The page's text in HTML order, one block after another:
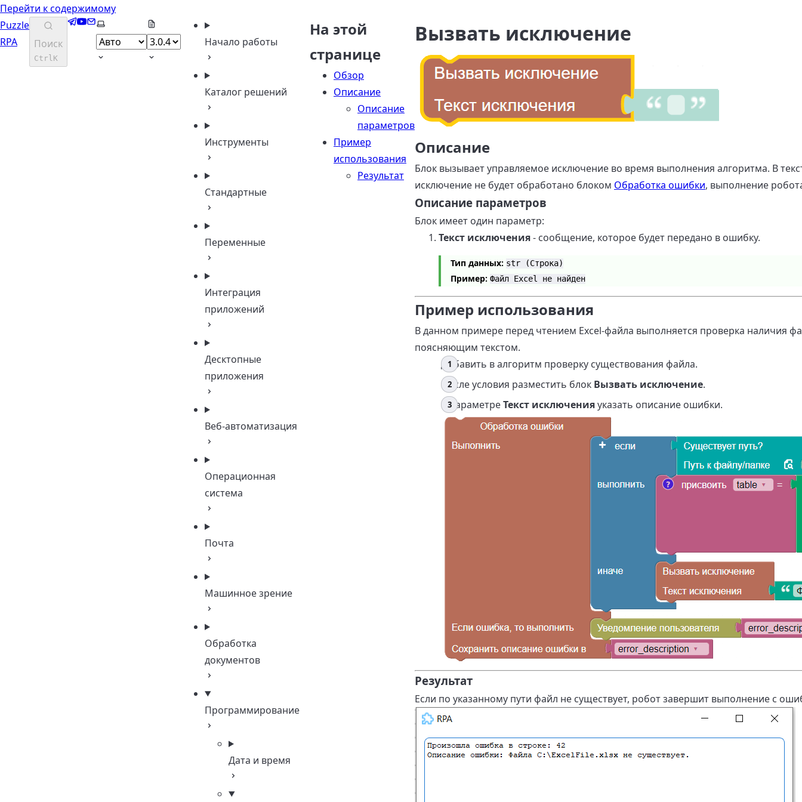
Перейти к содержимому
Puzzle
RPA
Поиск
CtrlK
Telegram
YouTube
EmailВыберите тему
Начало работы
Каталог решений
Инструменты
Стандартные
Переменные
Интеграция
приложений
Десктопные
приложения
Веб-автоматизация
Операционная
система
Почта
Машинное зрение
Обработка
документов
Программирование
Дата и время
На этой
странице
Обзор
Описание
Описание
параметров
Пример
использования
Результат
Вызвать исключение
Описание
Блок вызывает управляемое исключение во время выполнения алгоритма. В
исключение не будет обработано блоком Обработка ошибки, выполнение
Описание параметров
Блок имеет один параметр:
Текст исключения- сообщение, которое будет передано в ошибку.
Тип данных: str (Строка)
Пример: Файл Excel не найден
Пример использования
В данном примере перед чтением Excel-файла выполняется проверка наличия
поясняющим текстом.
Добавить в алгоритм проверку существования файла.
После условия разместить блок Вызвать исключение.
В параметреТекст исключенияуказать описание ошибки.
Результат
Если по указанному пути файл не существует, робот завершит выполнение с